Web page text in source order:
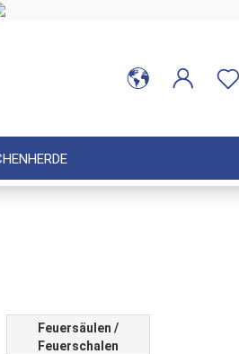
Feuersäulen /
Feuerschalen